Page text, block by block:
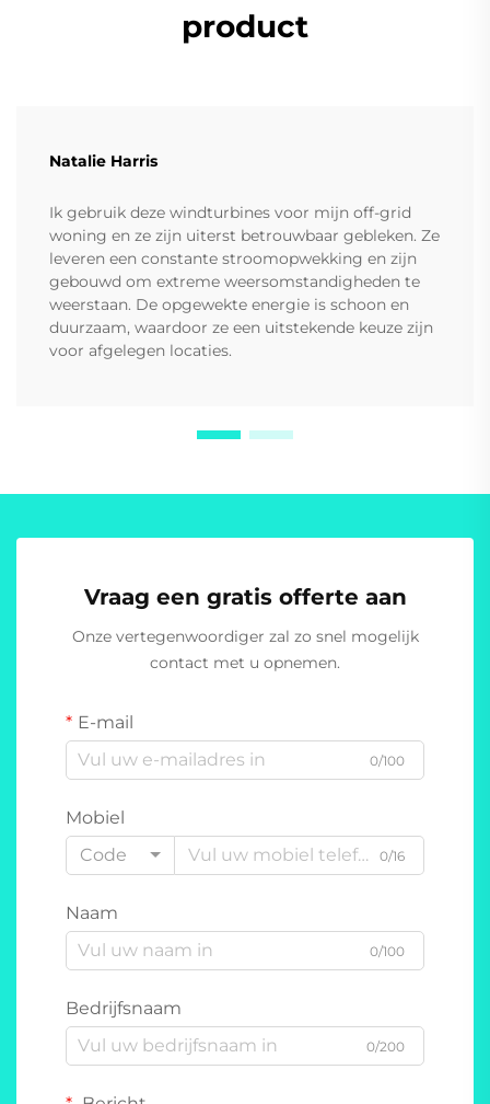
product
Natalie Harris
Ik gebruik deze windturbines voor mijn off-grid
woning en ze zijn uiterst betrouwbaar gebleken. Ze
leveren een constante stroomopwekking en zijn
gebouwd om extreme weersomstandigheden te
weerstaan. De opgewekte energie is schoon en
duurzaam, waardoor ze een uitstekende keuze zijn
voor afgelegen locaties.
Vraag een gratis offerte aan
Onze vertegenwoordiger zal zo snel mogelijk
contact met u opnemen.
E-mail
0/100
Mobiel
Code
0/16
Naam
0/100
Bedrijfsnaam
0/200